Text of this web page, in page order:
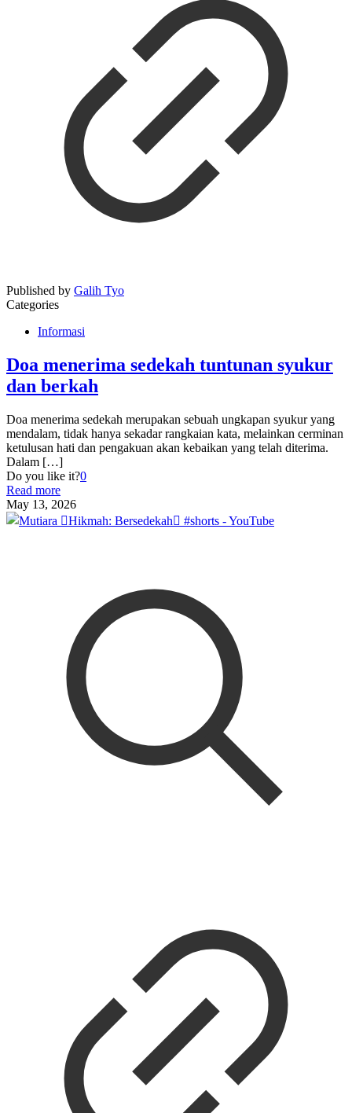
Published by Galih Tyo
Categories
Informasi
Doa menerima sedekah tuntunan syukur
dan berkah
Doa menerima sedekah merupakan sebuah ungkapan syukur yang
mendalam, tidak hanya sekadar rangkaian kata, melainkan cerminan
ketulusan hati dan pengakuan akan kebaikan yang telah diterima.
Dalam […]
Do you like it?0
Read more
May 13, 2026